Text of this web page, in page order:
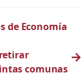
de Economía
comunas
→